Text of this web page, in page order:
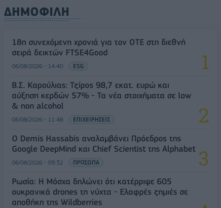
ΔΗΜΟΦΙΛΗ
18η συνεχόμενη χρονιά για τον ΟΤΕ στη διεθνή
σειρά δεικτών FTSE4Good
06/08/2026 - 14:40 ESG
Β.Σ. Καρούλιας: Τζίρος 98,7 εκατ. ευρώ και
αύξηση κερδών 57% - Τα νέα στοιχήματα σε low
& non alcohol
06/08/2026 - 11:48 ΕΠΙΧΕΙΡΗΣΕΙΣ
Ο Demis Hassabis αναλαμβάνει Πρόεδρος της
Google DeepMind και Chief Scientist της Alphabet
06/08/2026 - 09:32 ΠΡΟΣΩΠΑ
Ρωσία: Η Μόσχα δηλώνει ότι κατέρριψε 605
ουκρανικά drones τη νύχτα - Ελαφρές ζημιές σε
αποθήκη της Wildberries